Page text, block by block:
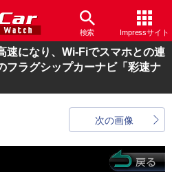
検索 Impressサイト
速になり、Wi-Fiでスマホとの連
フラグシップカーナビ「彩速ナ
次の画像